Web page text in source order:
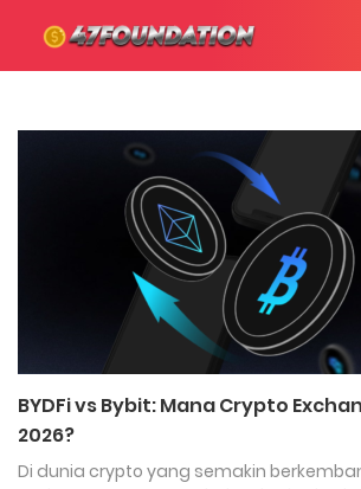
BYDFi vs Bybit: Mana Crypto
2026?
Di dunia crypto yang semakin